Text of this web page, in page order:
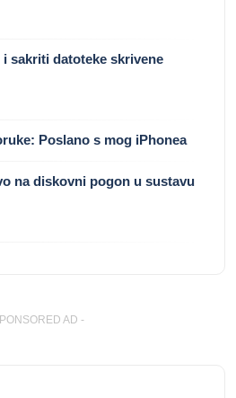
sakriti datoteke skrivene
Poslano s mog iPhonea
na diskovni pogon u sustavu
AD -